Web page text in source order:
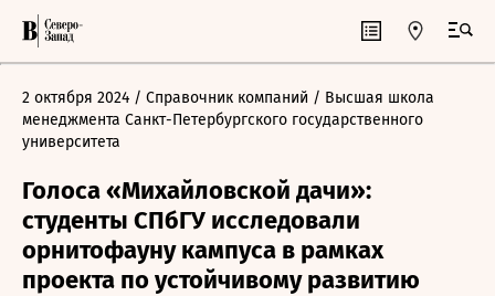
2 октября 2024 / Справочник компаний / Высшая школа
менеджмента Санкт-Петербургского государственного
университета
Голоса «Михайловской дачи»:
студенты СПбГУ исследовали
орнитофауну кампуса в рамках
проекта по устойчивому развитию